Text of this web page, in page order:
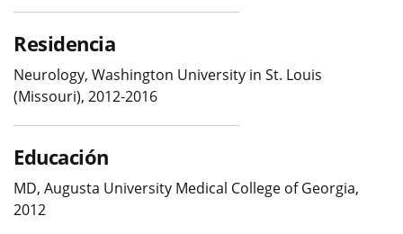
Residencia
Neurology, Washington University in St. Louis
(Missouri), 2012-2016
Educación
MD, Augusta University Medical College of Georgia,
2012